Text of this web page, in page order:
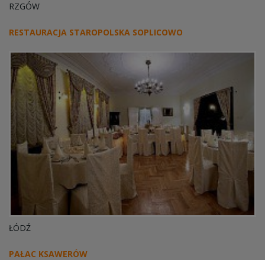
RZGÓW
RESTAURACJA STAROPOLSKA SOPLICOWO
ŁÓDŹ
PAŁAC KSAWERÓW